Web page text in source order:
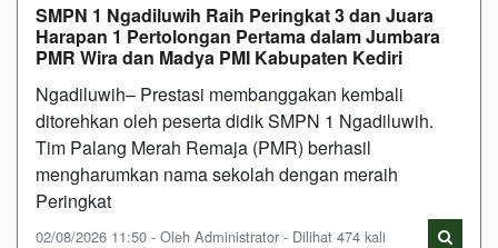
SMPN 1 Ngadiluwih Raih Peringkat 3 dan Juara
Harapan 1 Pertolongan Pertama dalam Jumbara
PMR Wira dan Madya PMI Kabupaten Kediri
Ngadiluwih– Prestasi membanggakan kembali
ditorehkan oleh peserta didik SMPN 1 Ngadiluwih.
Tim Palang Merah Remaja (PMR) berhasil
mengharumkan nama sekolah dengan meraih
Peringkat
02/08/2026 11:50 - Oleh Administrator - Dilihat 474 kali